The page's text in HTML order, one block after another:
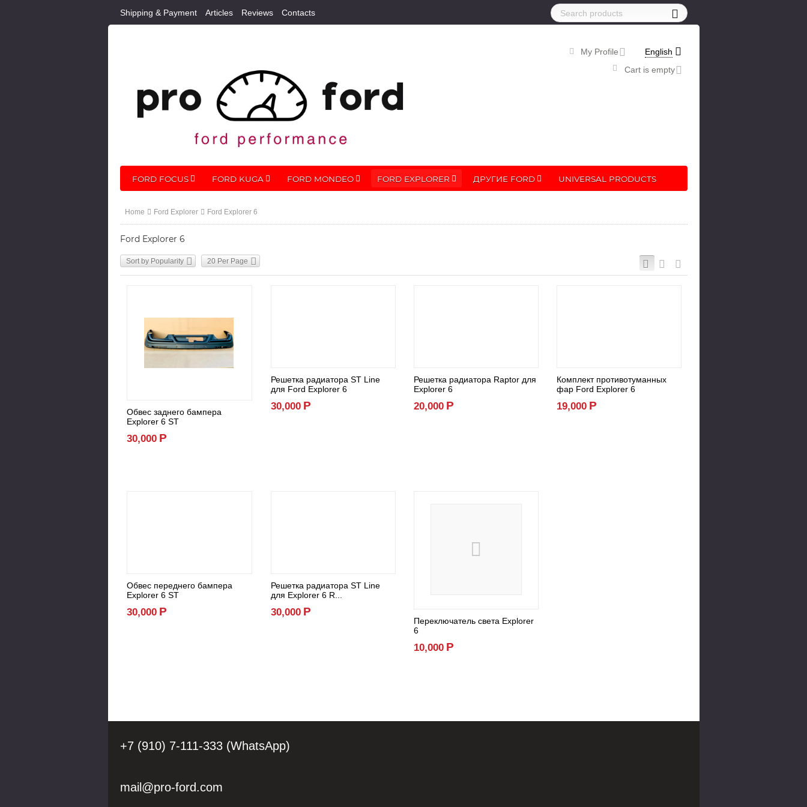
Shipping & Payment Articles Reviews Contacts
English
My Profile
Cart is empty
FORD FOCUS FORD KUGA FORD MONDEO FORD EXPLORER ДРУГИЕ FORD UNIVERSAL PRODUCTS
Home Ford Explorer Ford Explorer 6
Ford Explorer 6
Sort by Popularity 20 Per Page
Обвес заднего бампера
Explorer 6 ST
30,000 Р
Решетка радиатора ST Line
для Ford Explorer 6
30,000 Р
Решетка радиатора Raptor для
Explorer 6
20,000 Р
Комплект противотуманных
фар Ford Explorer 6
19,000 Р
Обвес переднего бампера
Explorer 6 ST
30,000 Р
Решетка радиатора ST Line
для Explorer 6 R...
30,000 Р
Переключатель света Explorer
6
10,000 Р
+7 (910) 7-111-333 (WhatsApp)
mail@pro-ford.com